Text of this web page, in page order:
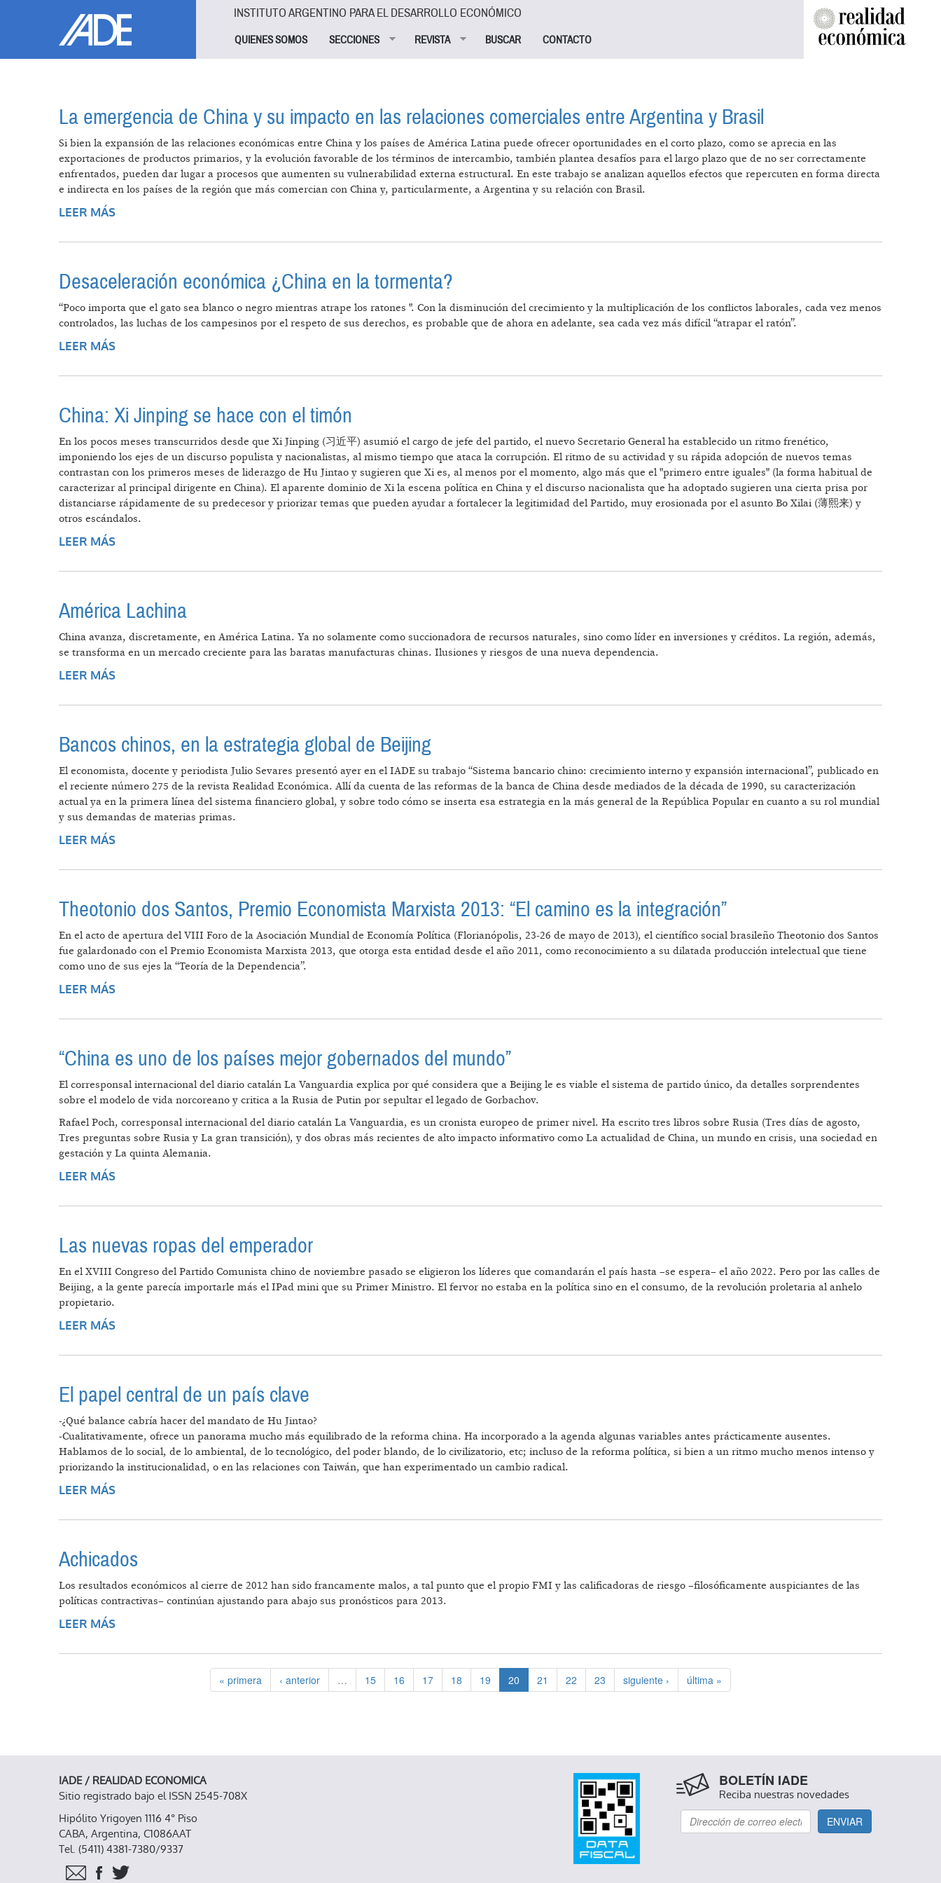
INSTITUTO ARGENTINO PARA EL DESARROLLO ECONÓMICO
QUIENES SOMOS SECCIONES REVISTA BUSCAR CONTACTO
La emergencia de China y su impacto en las relaciones comerciales entre Argentina y Brasil
Si bien la expansión de las relaciones económicas entre China y los países de América Latina puede ofrecer oportunidades en el corto plazo, como se aprecia en las
exportaciones de productos primarios, y la evolución favorable de los términos de intercambio, también plantea desafíos para el largo plazo que de no ser correctamente
enfrentados, pueden dar lugar a procesos que aumenten su vulnerabilidad externa estructural. En este trabajo se analizan aquellos efectos que repercuten en forma directa
e indirecta en los países de la región que más comercian con China y, particularmente, a Argentina y su relación con Brasil.
LEER MÁS
Desaceleración económica ¿China en la tormenta?
“Poco importa que el gato sea blanco o negro mientras atrape los ratones ". Con la disminución del crecimiento y la multiplicación de los conflictos laborales, cada vez menos
controlados, las luchas de los campesinos por el respeto de sus derechos, es probable que de ahora en adelante, sea cada vez más difícil “atrapar el ratón”.
LEER MÁS
China: Xi Jinping se hace con el timón
En los pocos meses transcurridos desde que Xi Jinping (习近平) asumió el cargo de jefe del partido, el nuevo Secretario General ha establecido un ritmo frenético,
imponiendo los ejes de un discurso populista y nacionalistas, al mismo tiempo que ataca la corrupción. El ritmo de su actividad y su rápida adopción de nuevos temas
contrastan con los primeros meses de liderazgo de Hu Jintao y sugieren que Xi es, al menos por el momento, algo más que el "primero entre iguales" (la forma habitual de
caracterizar al principal dirigente en China). El aparente dominio de Xi la escena política en China y el discurso nacionalista que ha adoptado sugieren una cierta prisa por
distanciarse rápidamente de su predecesor y priorizar temas que pueden ayudar a fortalecer la legitimidad del Partido, muy erosionada por el asunto Bo Xilai (薄熙来) y
otros escándalos.
LEER MÁS
América Lachina
China avanza, discretamente, en América Latina. Ya no solamente como succionadora de recursos naturales, sino como líder en inversiones y créditos. La región, además,
se transforma en un mercado creciente para las baratas manufacturas chinas. Ilusiones y riesgos de una nueva dependencia.
LEER MÁS
Bancos chinos, en la estrategia global de Beijing
El economista, docente y periodista Julio Sevares presentó ayer en el IADE su trabajo “Sistema bancario chino: crecimiento interno y expansión internacional”, publicado en
el reciente número 275 de la revista Realidad Económica. Allí da cuenta de las reformas de la banca de China desde mediados de la década de 1990, su caracterización
actual ya en la primera línea del sistema financiero global, y sobre todo cómo se inserta esa estrategia en la más general de la República Popular en cuanto a su rol mundial
y sus demandas de materias primas.
LEER MÁS
Theotonio dos Santos, Premio Economista Marxista 2013: “El camino es la integración”
En el acto de apertura del VIII Foro de la Asociación Mundial de Economía Política (Florianópolis, 23-26 de mayo de 2013), el científico social brasileño Theotonio dos Santos
fue galardonado con el Premio Economista Marxista 2013, que otorga esta entidad desde el año 2011, como reconocimiento a su dilatada producción intelectual que tiene
como uno de sus ejes la “Teoría de la Dependencia”.
LEER MÁS
“China es uno de los países mejor gobernados del mundo”
El corresponsal internacional del diario catalán La Vanguardia explica por qué considera que a Beijing le es viable el sistema de partido único, da detalles sorprendentes
sobre el modelo de vida norcoreano y critica a la Rusia de Putin por sepultar el legado de Gorbachov.
Rafael Poch, corresponsal internacional del diario catalán La Vanguardia, es un cronista europeo de primer nivel. Ha escrito tres libros sobre Rusia (Tres días de agosto,
Tres preguntas sobre Rusia y La gran transición), y dos obras más recientes de alto impacto informativo como La actualidad de China, un mundo en crisis, una sociedad en
gestación y La quinta Alemania.
LEER MÁS
Las nuevas ropas del emperador
En el XVIII Congreso del Partido Comunista chino de noviembre pasado se eligieron los líderes que comandarán el país hasta –se espera– el año 2022. Pero por las calles de
Beijing, a la gente parecía importarle más el IPad mini que su Primer Ministro. El fervor no estaba en la política sino en el consumo, de la revolución proletaria al anhelo
propietario.
LEER MÁS
El papel central de un país clave
-¿Qué balance cabría hacer del mandato de Hu Jintao?
-Cualitativamente, ofrece un panorama mucho más equilibrado de la reforma china. Ha incorporado a la agenda algunas variables antes prácticamente ausentes.
Hablamos de lo social, de lo ambiental, de lo tecnológico, del poder blando, de lo civilizatorio, etc; incluso de la reforma política, si bien a un ritmo mucho menos intenso y
priorizando la institucionalidad, o en las relaciones con Taiwán, que han experimentado un cambio radical.
LEER MÁS
Achicados
Los resultados económicos al cierre de 2012 han sido francamente malos, a tal punto que el propio FMI y las calificadoras de riesgo –filosóficamente auspiciantes de las
políticas contractivas– continúan ajustando para abajo sus pronósticos para 2013.
LEER MÁS
« primera ‹ anterior … 15 16 17 18 19 20 21 22 23 siguiente › última »
IADE / REALIDAD ECONOMICA
Sitio registrado bajo el ISSN 2545-708X
Hipólito Yrigoyen 1116 4° Piso
CABA, Argentina, C1086AAT
Tel. (5411) 4381-7380/9337
BOLETÍN IADE
Reciba nuestras novedades
ENVIAR